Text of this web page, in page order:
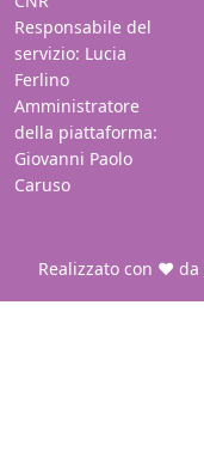
Responsabile del
servizio: Lucia
Ferlino
Amministratore
della piattaforma:
Giovanni Paolo
Caruso
Realizzato con ❤️ da